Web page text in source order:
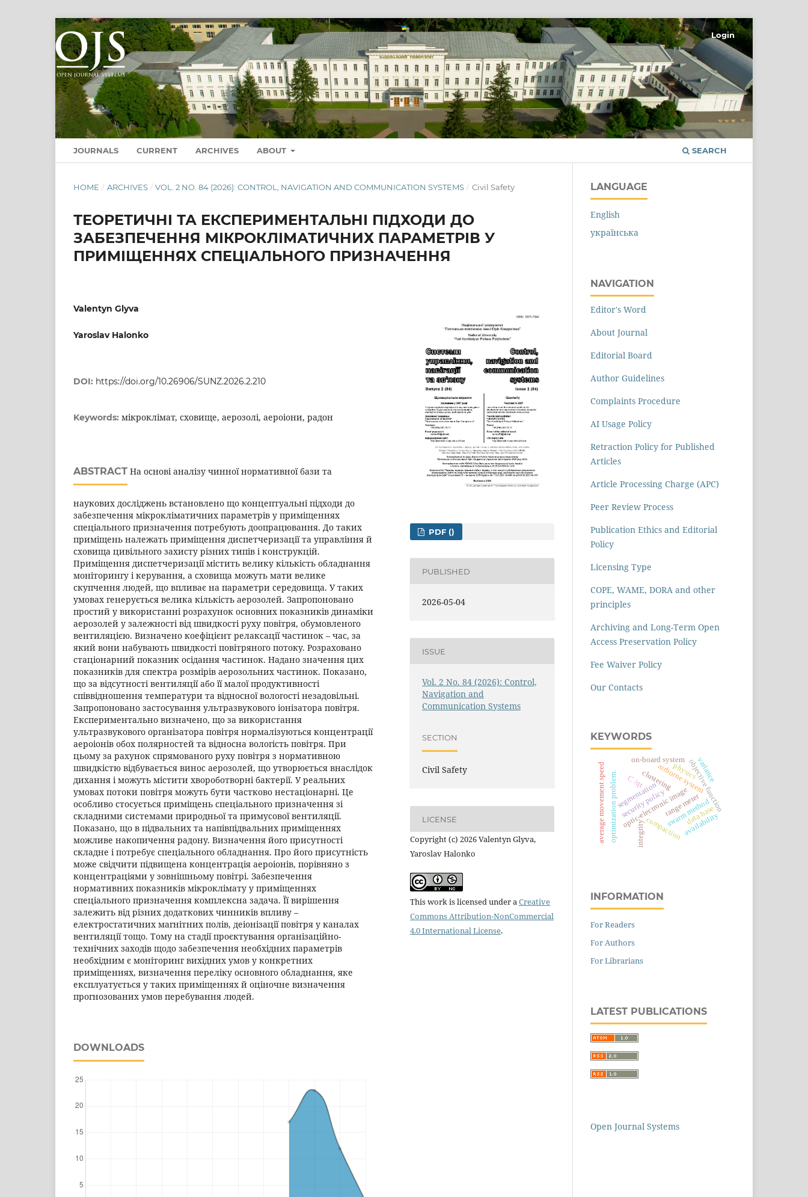
JOURNALS CURRENT ARCHIVES ABOUT SEARCH
Login
HOME / ARCHIVES / VOL. 2 NO. 84 (2026): CONTROL, NAVIGATION AND COMMUNICATION SYSTEMS / Civil Safety
ТЕОРЕТИЧНІ ТА ЕКСПЕРИМЕНТАЛЬНІ ПІДХОДИ ДО
ЗАБЕЗПЕЧЕННЯ МІКРОКЛІМАТИЧНИХ ПАРАМЕТРІВ У
ПРИМІЩЕННЯХ СПЕЦІАЛЬНОГО ПРИЗНАЧЕННЯ
Valentyn Glyva
Yaroslav Halonko
DOI: https://doi.org/10.26906/SUNZ.2026.2.210
Keywords: мікроклімат, сховище, аерозолі, аероіони, радон
ABSTRACT На основі аналізу чинної нормативної бази та
наукових досліджень встановлено що концептуальні підходи до
забезпечення мікрокліматичних параметрів у приміщеннях
спеціального призначення потребують доопрацювання. До таких
приміщень належать приміщення диспетчеризації та управління й
сховища цивільного захисту різних типів і конструкцій.
Приміщення диспетчеризації містить велику кількість обладнання
моніторингу і керування, а сховища можуть мати велике
скупчення людей, що впливає на параметри середовища. У таких
умовах генерується велика кількість аерозолей. Запропоновано
простий у використанні розрахунок основних показників динаміки
аерозолей у залежності від швидкості руху повітря, обумовленого
вентиляцією. Визначено коефіцієнт релаксації частинок – час, за
який вони набувають швидкості повітряного потоку. Розраховано
стаціонарний показник осідання частинок. Надано значення цих
показників для спектра розмірів аерозольних частинок. Показано,
що за відсутності вентиляції або її малої продуктивності
співвідношення температури та відносної вологості незадовільні.
Запропоновано застосування ультразвукового іонізатора повітря.
Експериментально визначено, що за використання
ультразвукового організатора повітря нормалізуються концентрації
аероіонів обох полярностей та відносна вологість повітря. При
цьому за рахунок спрямованого руху повітря з нормативною
швидкістю відбувається винос аерозолей, що утворюється внаслідок
дихання і можуть містити хвороботворні бактерії. У реальних
умовах потоки повітря можуть бути частково нестаціонарні. Це
особливо стосується приміщень спеціального призначення зі
складними системами природньої та примусової вентиляції.
Показано, що в підвальних та напівпідвальних приміщеннях
можливе накопичення радону. Визначення його присутності
складне і потребує спеціального обладнання. Про його присутність
може свідчити підвищена концентрація аероіонів, порівняно з
концентраціями у зовнішньому повітрі. Забезпечення
нормативних показників мікроклімату у приміщеннях
спеціального призначення комплексна задача. Її вирішення
залежить від різних додаткових чинників впливу –
електростатичних магнітних полів, деіонізації повітря у каналах
вентиляції тощо. Тому на стадії проєктування організаційно-
технічних заходів щодо забезпечення необхідних параметрів
необхідним є моніторинг вихідних умов у конкретних
приміщеннях, визначення переліку основного обладнання, яке
експлуатується у таких приміщеннях й оціночне визначення
прогнозованих умов перебування людей.
DOWNLOADS
PDF ()
PUBLISHED
2026-05-04
ISSUE
Vol. 2 No. 84 (2026): Control,
Navigation and
Communication Systems
SECTION
Civil Safety
LICENSE
Copyright (c) 2026 Valentyn Glyva,
Yaroslav Halonko
This work is licensed under aCreative
Commons Attribution-NonCommercial
4.0 International License.
LANGUAGE
English
українська
NAVIGATION
Editor's Word
About Journal
Editorial Board
Author Guidelines
Complaints Procedure
AI Usage Policy
Retraction Policy for Published
Articles
Article Processing Charge (APC)
Peer Review Process
Publication Ethics and Editorial
Policy
Licensing Type
COPE, WAME, DORA and other
principles
Archiving and Long-Term Open
Access Preservation Policy
Fee Waiver Policy
Our Contacts
KEYWORDS
optic-electronic image
segmentation
swarm method
objective function
clusteringairborne system
optimization problem.
average movement speed range meter
variance
data base
security policy
availability
integrity
physics
С/
q
t
on-board system
compaction
INFORMATION
For Readers
For Authors
For Librarians
LATEST PUBLICATIONS
Open Journal Systems